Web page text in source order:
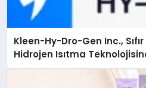
Kleen-Hy-Dro-Gen Inc.,
Hidrojen Isıtma
Düzenleyici Onaylarını Aldı